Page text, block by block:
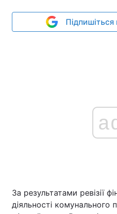
За результатами ревізії
діяльності комунального